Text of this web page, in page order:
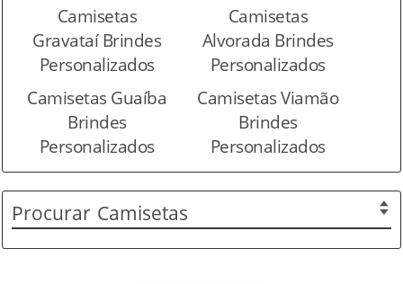
Camisetas
Gravataí Brindes
Personalizados
Camisetas
Alvorada Brindes
Personalizados
Camisetas Guaíba
Brindes
Personalizados
Camisetas Viamão
Brindes
Personalizados
Procurar Camisetas